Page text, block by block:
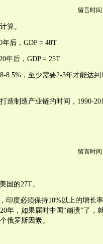
留言时间
算。
年后，GDP = 48T
年后，GDP = 25T
8.5%，至少需要2-3年才能达
造制造产业链的时间，1990-
留言时间
国的27T。
印度必须保持10%以上的增长
年，如果届时中国“崩溃”了，
俄罗斯因素。